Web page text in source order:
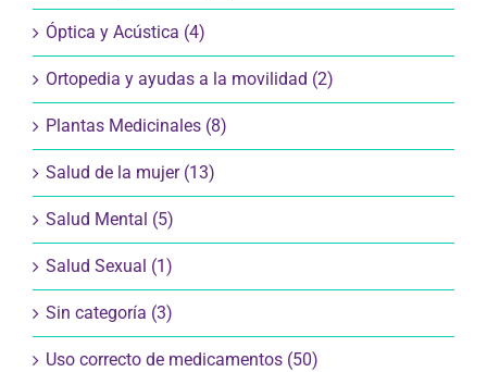
Óptica y Acústica (4)
Ortopedia y ayudas a la movilidad (2)
Plantas Medicinales (8)
Salud de la mujer (13)
Salud Mental (5)
Salud Sexual (1)
Sin categoría (3)
Uso correcto de medicamentos (50)